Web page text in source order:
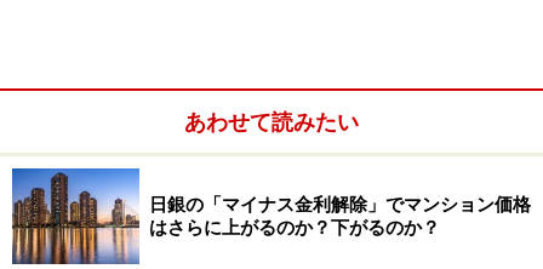
ん。つまり、両者には「情報の格差」が存在しているの
です。営業マンはこの情報格差を逆手に取り、自分に有
利に働くよう夜討ち朝駆けで“ポジショントーク”を展開
します。リスクに関する説明は先方から質問されない限
り行いません。不都合・不利益となる説明は避けるのが
常とう手段なのです。
あわせて読みたい
日銀の「マイナス金利解除」でマンション価格
はさらに上がるのか？下がるのか？